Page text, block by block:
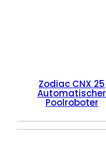
Zodiac CNX 25
Automatischer
Poolroboter